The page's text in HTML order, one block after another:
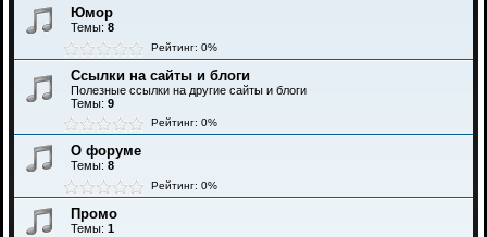
Юмор
Темы: 8
Рейтинг: 0%
Ссылки на сайты и блоги
Полезные ссылки на другие сайты и блоги
Темы: 9
Рейтинг: 0%
О форуме
Темы: 8
Рейтинг: 0%
Промо
Темы: 1